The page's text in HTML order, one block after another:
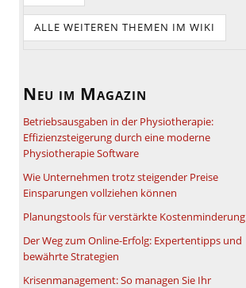
ALLE WEITEREN THEMEN IM WIKI
Neu im Magazin
Betriebsausgaben in der Physiotherapie:
Effizienzsteigerung durch eine moderne
Physiotherapie Software
Wie Unternehmen trotz steigender Preise
Einsparungen vollziehen können
Planungstools für verstärkte Kostenminderung
Der Weg zum Online-Erfolg: Expertentipps und
bewährte Strategien
Krisenmanagement: So managen Sie Ihr